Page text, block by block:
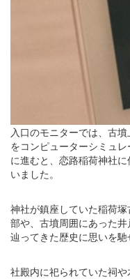
入口のモニターでは、古
をコンピューターシミュ
に進むと、恋路稲荷神社
いました。
神社が鎮座していた稲荷
部や、古墳周囲にあった
辿ってきた歴史に思いを馳
社殿内に祀られていた祠や